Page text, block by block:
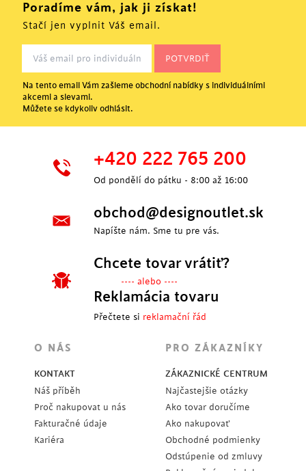
Poradíme vám, jak ji získat!
Stačí jen vyplnit Váš email.
Na tento email Vám zašleme obchodní nabídky s individuálními
akcemi a slevami.
Můžete se kdykoliv odhlásit.
+420 222 765 200
Od pondělí do pátku - 8:00 až 16:00
obchod@designoutlet.sk
Napíšte nám. Sme tu pre vás.
Chcete tovar vrátiť?
---- alebo ----
Reklamácia tovaru
Přečtete si reklamační řád
O NÁS
KONTAKT
Náš příběh
Proč nakupovat u nás
Fakturačné údaje
Kariéra
PRO ZÁKAZNÍKY
ZÁKAZNICKÉ CENTRUM
Najčastejšie otázky
Ako tovar doručíme
Ako nakupovať
Obchodné podmienky
Odstúpenie od zmluvy